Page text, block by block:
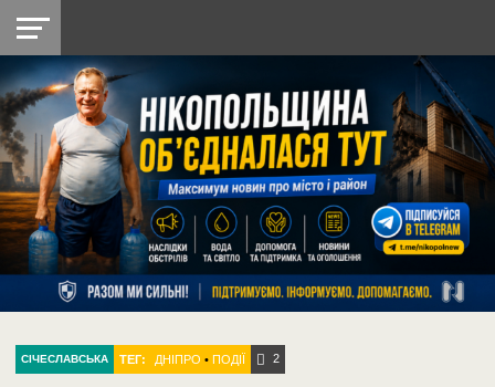
НІКОПОЛЬ
РАЙОН
СІЧЕСЛАВСЬКА
УКРАЇНА
РЕТРО
НІКОПОЛЬ
ЛАЙТ
УКРАЇНА
ДОПОМОГА
РАДІО
СІЧЕСЛАВСЬКА ТЕГ: ДНІПРО •ПОДІЇ 2